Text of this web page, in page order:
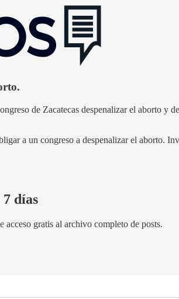
de Zacatecas despenalizar el aborto y
a un congreso a despenalizar el aborto.
días
acceso gratis al archivo completo de posts.